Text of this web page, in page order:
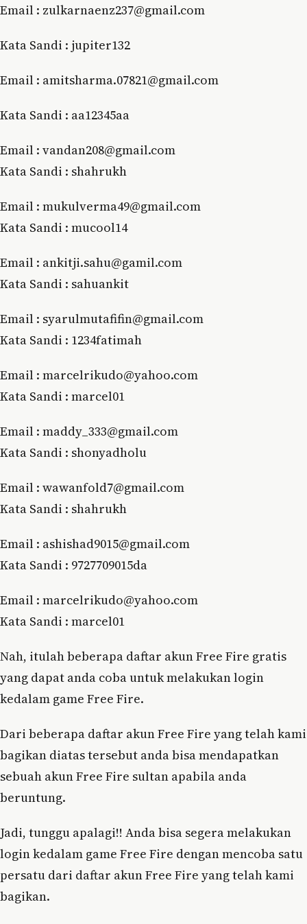
Email : zulkarnaenz237@gmail.com
Kata Sandi : juріtеr132
Email : amitsharma.07821@gmail.com
Kata Sandi : aa12345aa
Email : vandan208@gmail.com
Kata Sandi : shahrukh
Email : mukulverma49@gmail.com
Kata Sandi : mucool14
Email : ankitji.sahu@gamil.com
Kata Sandi : sahuankit
Email : syarulmutafifin@gmail.com
Kata Sandi : 1234fatimah
Email : marcelrikudo@yahoo.com
Kata Sandi : marcel01
Email : maddy_333@gmail.com
Kata Sandi : shonyadholu
Email : wawanfold7@gmail.com
Kata Sandi : shahrukh
Email : ashishad9015@gmail.com
Kata Sandi : 9727709015da
Email : marcelrikudo@yahoo.com
Kata Sandi : marcel01
Nah, itulah beberapa daftar akun Free Fire gratis
yang dapat anda coba untuk melakukan login
kedalam game Free Fire.
Dari beberapa daftar akun Free Fire yang telah kami
bagikan diatas tersebut anda bisa mendapatkan
sebuah akun Free Fire sultan apabila anda
beruntung.
Jadi, tunggu apalagi!! Anda bisa segera melakukan
login kedalam game Free Fire dengan mencoba satu
persatu dari daftar akun Free Fire yang telah kami
bagikan.